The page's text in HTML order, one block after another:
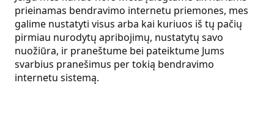
prieinamas bendravimo internetu priemones, mes
galime nustatyti visus arba kai kuriuos iš tų pačių
pirmiau nurodytų apribojimų, nustatytų savo
nuožiūra, ir praneštume bei pateiktume Jums
svarbius pranešimus per tokią bendravimo
internetu sistemą.